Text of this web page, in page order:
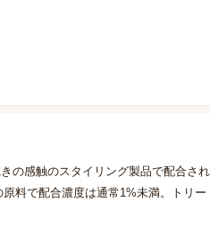
の感触のスタイリング製品で配合さ
料で配合濃度は通常1%未満。トリ